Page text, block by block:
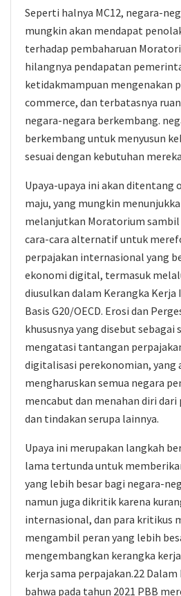
Seperti halnya MC12, negara-
mungkin akan mendapat
terhadap pembaharuan
hilangnya pendapatan
ketidakmampuan mengenakan
commerce, dan terbatasnya
negara-negara berkembang.
berkembang untuk menyusun
sesuai dengan kebutuhan
Upaya-upaya ini akan ditentang
maju, yang mungkin
melanjutkan Moratorium
cara-cara alternatif untuk
perpajakan internasional yang
ekonomi digital, termasuk
diusulkan dalam Kerangka
Basis G20/OECD. Erosi dan
khususnya yang disebut
mengatasi tantangan
digitalisasi perekonomian, yang
mengharuskan semua negara
mencabut dan menahan diri
dan tindakan serupa lainnya.
Upaya ini merupakan langkah
lama tertunda untuk
yang lebih besar bagi negara-
namun juga dikritik karena
internasional, dan para kritikus
mengambil peran yang lebih
mengembangkan kerangka
kerja sama perpajakan.22
bahwa pada tahun 2021 PBB